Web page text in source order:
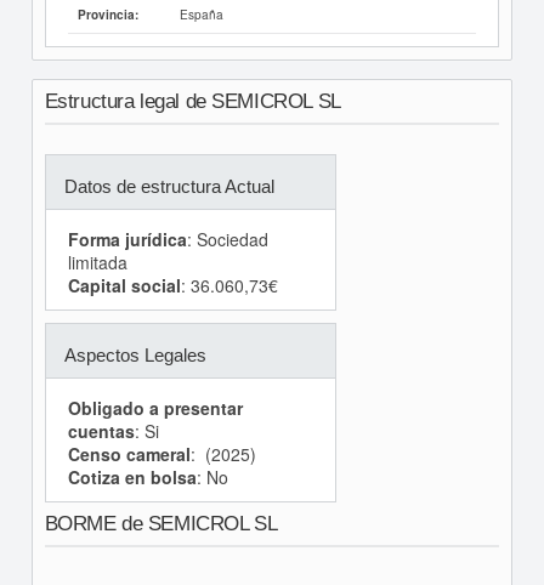
Provincia: España
Estructura legal de SEMICROL SL
Datos de estructura Actual
Forma jurídica: Sociedad
limitada
Capital social: 36.060,73€
Aspectos Legales
Obligado a presentar
cuentas: Si
Censo cameral: (2025)
Cotiza en bolsa: No
BORME de SEMICROL SL